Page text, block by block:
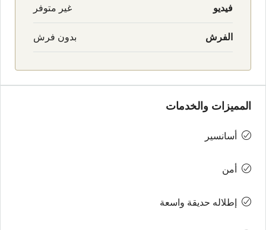
فيديو غير متوفر
الفرش بدون فرش
المميزات والخدمات
أسانسير
أمن
إطلاله حديقة واسعة